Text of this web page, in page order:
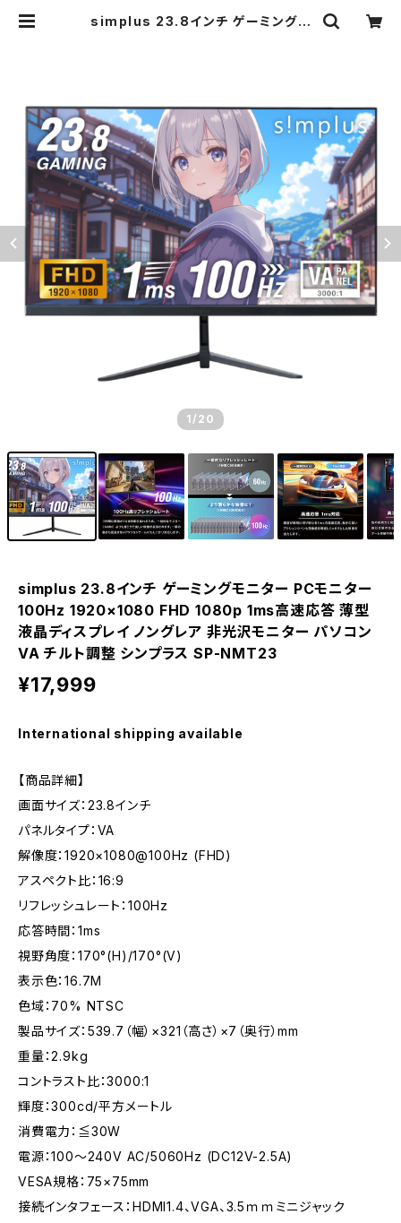
simplus 23.8インチ ゲーミングモ
シンプラス Official Store
1 /20
simplus 23.8インチ ゲーミングモニター PCモニター
100Hz 1920×1080 FHD 1080p 1ms高速応答 薄型
液晶ディスプレイ ノングレア 非光沢モニター パソコン
VA チルト調整 シンプラス SP-NMT23
¥17,999
International shipping available
【商品詳細】
画面サイズ：23.8インチ
パネルタイプ：VA
解像度：1920×1080@100Hz (FHD)
アスペクト比：16:9
リフレッシュレート：100Hz
応答時間：1ms
視野角度：170°(H)/170°(V)
表示色：16.7M
色域：70% NTSC
製品サイズ：539.7（幅）×321（高さ）×7（奥行）mm
重量：2.9kg
コントラスト比：3000:1
輝度：300cd/平方メートル
消費電力：≦30W
電源：100～240V AC/5060Hz (DC12V-2.5A)
VESA規格：75×75mm
接続インタフェース：HDMI1.4、VGA、3.5ｍｍミニジャック